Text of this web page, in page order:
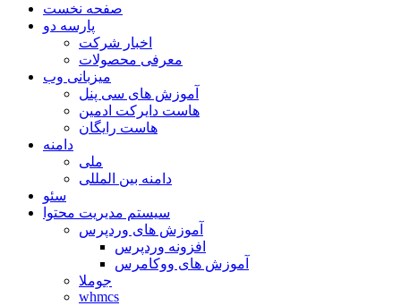
صفحه نخست
پارسه دو
اخبار شرکت
معرفی محصولات
میزبانی وب
آموزش های سی پنل
هاست دایرکت ادمین
هاست رایگان
دامنه
ملی
دامنه بین المللی
سئو
سیستم مدیریت محتوا
آموزش های وردپرس
افزونه وردپرس
آموزش های ووکامرس
جوملا
whmcs